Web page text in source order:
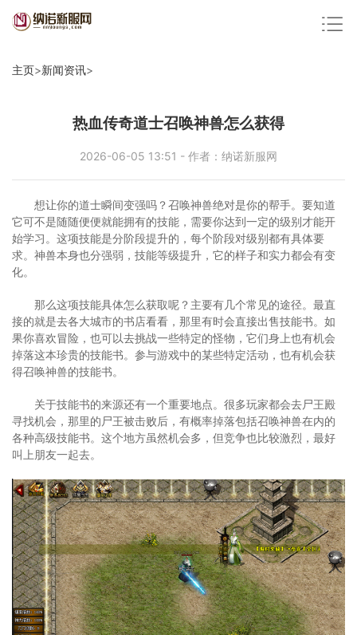
主页>新闻资讯>
热血传奇道士召唤神兽怎么获得
2026-06-05 13:51 - 作者：纳诺新服网
想让你的道士瞬间变强吗？召唤神兽绝对是你的帮手。要知道
它可不是随随便便就能拥有的技能，需要你达到一定的级别才能开
始学习。这项技能是分阶段提升的，每个阶段对级别都有具体要
求。神兽本身也分强弱，技能等级提升，它的样子和实力都会有变
化。
那么这项技能具体怎么获取呢？主要有几个常见的途径。最直
接的就是去各大城市的书店看看，那里有时会直接出售技能书。如
果你喜欢冒险，也可以去挑战一些特定的怪物，它们身上也有机会
掉落这本珍贵的技能书。参与游戏中的某些特定活动，也有机会获
得召唤神兽的技能书。
关于技能书的来源还有一个重要地点。很多玩家都会去尸王殿
寻找机会，那里的尸王被击败后，有概率掉落包括召唤神兽在内的
各种高级技能书。这个地方虽然机会多，但竞争也比较激烈，最好
叫上朋友一起去。